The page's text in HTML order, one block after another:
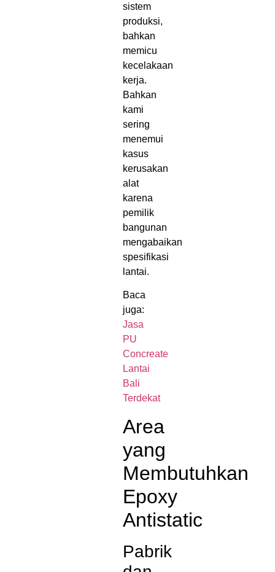
sistem
produksi,
bahkan
memicu
kecelakaan
kerja.
Bahkan
kami
sering
menemui
kasus
kerusakan
alat
karena
pemilik
bangunan
mengabaikan
spesifikasi
lantai.
Baca
juga:
Jasa
PU
Concreate
Lantai
Bali
Terdekat
Area
yang
Membutuhkan
Epoxy
Antistatic
Pabrik